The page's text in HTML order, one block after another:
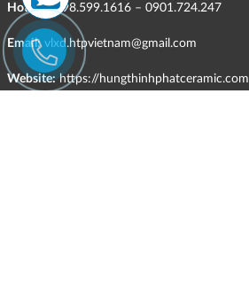
Hotline:098.599.1616 – 0901.724.247
Email: vlxd.htpvietnam@gmail.com
Website: https://hungthinhphatceramic.com